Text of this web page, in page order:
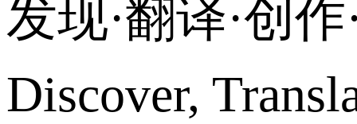
发现·翻译·创
Discover,